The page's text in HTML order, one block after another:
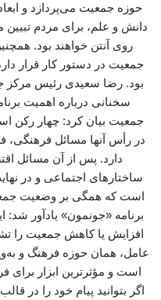
حوزه جمعیت می‌پردازد و
روی آنتن خواهند بود.
جمعیت در دستور کار قرار
بود. رضا سعیدی رئیس مرکز
سخنانی درباره اهمیت
جمعیت بیان کرد: چهار رکن
در رأس آنها مسائل فرهنگی،
دارد. پس از آن مسائل
ساختارهای اجتماعی و در
است که همگی بر وضعیت
برنامه «جونمون» یادآور
افزایش یا کاهش جمعیت را
عامل، همان حوزه فرهنگ و
است و مؤثرترین ابزار برای
اگر بتوانید پیام خود را در